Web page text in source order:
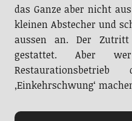
kleinen Abstecher und
aussen an. Der
gestattet. Aber
‚Einkehrschwung‘